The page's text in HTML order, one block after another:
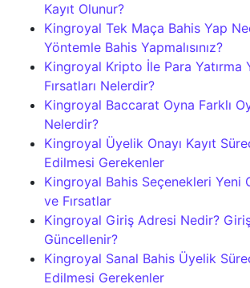
Kayıt Olunur?
Kingroyal Tek Maça Bahis Yap
Yöntemle Bahis Yapmalısınız?
Kingroyal Kripto İle Para Yatırma
Fırsatları Nelerdir?
Kingroyal Baccarat Oyna Farklı
Nelerdir?
Kingroyal Üyelik Onayı Kayıt
Edilmesi Gerekenler
Kingroyal Bahis Seçenekleri Yeni
ve Fırsatlar
Kingroyal Giriş Adresi Nedir?
Güncellenir?
Kingroyal Sanal Bahis Üyelik
Edilmesi Gerekenler